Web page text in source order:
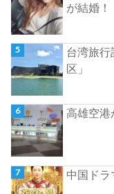
が結婚！
台湾旅行
区」
高雄空港
中国ド